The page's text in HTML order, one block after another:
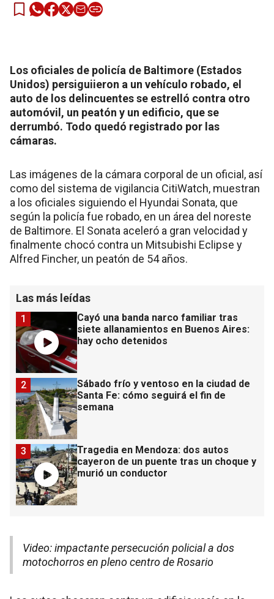
Los oficiales de policía de Baltimore (Estados
Unidos) persiguiieron a un vehículo robado, el
auto de los delincuentes se estrelló contra otro
automóvil, un peatón y un edificio, que se
derrumbó. Todo quedó registrado por las
cámaras.
Las imágenes de la cámara corporal de un oficial, así
como del sistema de vigilancia CitiWatch, muestran
a los oficiales siguiendo el Hyundai Sonata, que
según la policía fue robado, en un área del noreste
de Baltimore. El Sonata aceleró a gran velocidad y
finalmente chocó contra un Mitsubishi Eclipse y
Alfred Fincher, un peatón de 54 años.
Las más leídas
Cayó una banda narco familiar tras
siete allanamientos en Buenos Aires:
hay ocho detenidos
1
Sábado frío y ventoso en la ciudad de
Santa Fe: cómo seguirá el fin de
semana
2
Tragedia en Mendoza: dos autos
cayeron de un puente tras un choque y
murió un conductor
3
Video: impactante persecución policial a dos
motochorros en pleno centro de Rosario